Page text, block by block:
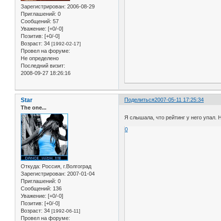
Зарегистрирован: 2006-08-29
Приглашений: 0
Сообщений: 57
Уважение: [+0/-0]
Позитив: [+0/-0]
Возраст: 34 [1992-02-17]
Провел на форуме:
Не определено
Последний визит:
2008-09-27 18:26:16
Поделиться2007-05-11 17:25:34
Star
The one...
Откуда: Россия, г.Волгоград
Зарегистрирован: 2007-01-04
Приглашений: 0
Сообщений: 136
Уважение: [+0/-0]
Позитив: [+0/-0]
Возраст: 34 [1992-06-11]
Провел на форуме:
Я слышала, что рейтинг у него упал.
0